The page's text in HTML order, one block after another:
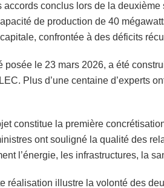
accords conclus lors de la
de production de 40
confrontée à des déficits
posée le 23 mars 2026, a été
Plus d’une centaine d’experts
constitue la première
ont souligné la qualité des
l’énergie, les infrastructures, la
réalisation illustre la volonté des